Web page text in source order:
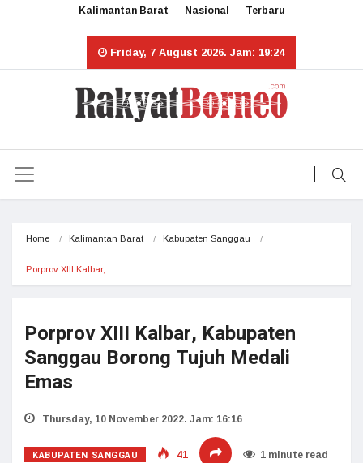
Kalimantan Barat Nasional Terbaru
Friday, 7 August 2026. Jam: 19:24
Home Kalimantan Barat Kabupaten Sanggau
Porprov XIII Kalbar,…
Porprov XIII Kalbar, Kabupaten
Sanggau Borong Tujuh Medali
Emas
Thursday, 10 November 2022. Jam: 16:16
KABUPATEN SANGGAU 41 1 minute read